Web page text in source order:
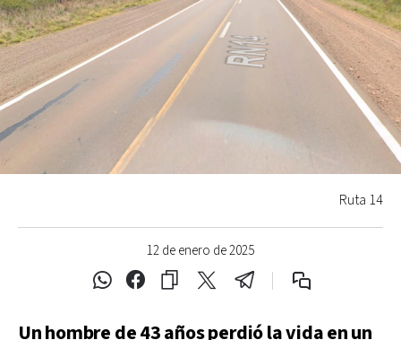
12 de enero de 2025
Ruta 14
Un hombre de 43 años perdió la vida en un